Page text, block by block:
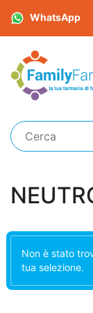
WhatsApp
Non è stato
tua selezione.